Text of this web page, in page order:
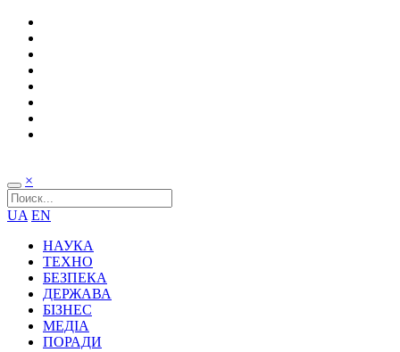
×
UA EN
НАУКА
ТЕХНО
БЕЗПЕКА
ДЕРЖАВА
БІЗНЕС
МЕДІА
ПОРАДИ